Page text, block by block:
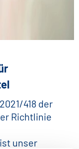
418 der
Richtlinie
unser